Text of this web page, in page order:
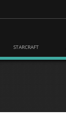
STARCRAFT